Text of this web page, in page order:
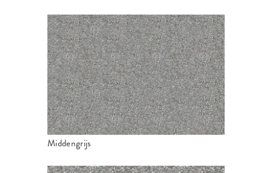
Middengrijs